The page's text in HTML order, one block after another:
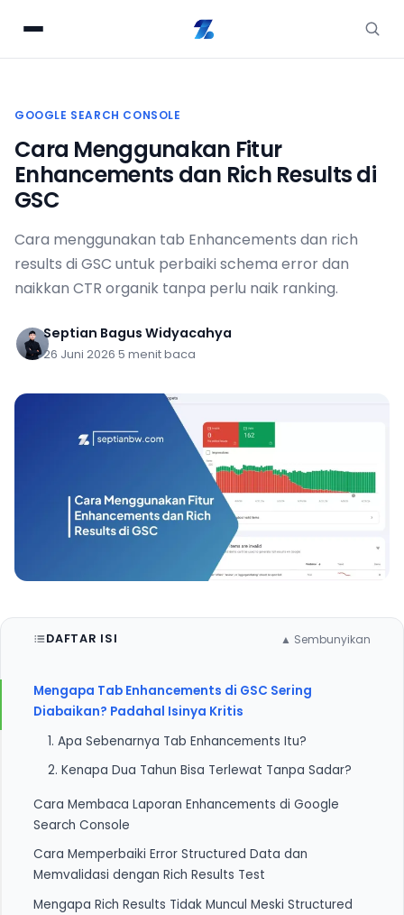
GOOGLE SEARCH CONSOLE
Cara Menggunakan Fitur
Enhancements dan Rich Results di
GSC
Cara menggunakan tab Enhancements dan rich
results di GSC untuk perbaiki schema error dan
naikkan CTR organik tanpa perlu naik ranking.
Septian Bagus Widyacahya
26 Juni 2026 5 menit baca
DAFTAR ISI ▲ Sembunyikan
Mengapa Tab Enhancements di GSC Sering
Diabaikan? Padahal Isinya Kritis
1. Apa Sebenarnya Tab Enhancements Itu?
2. Kenapa Dua Tahun Bisa Terlewat Tanpa Sadar?
Cara Membaca Laporan Enhancements di Google
Search Console
1. Navigasi Masuk dan Membaca Ringkasan Status
2. Cara Membedakan Error Kritis dan Warning yang
Bisa Ditunda
Cara Memperbaiki Error Structured Data dan
Memvalidasi dengan Rich Results Test
1. Alur Perbaikan dari GSC ke Kode Schema
Mengapa Rich Results Tidak Muncul Meski Structured